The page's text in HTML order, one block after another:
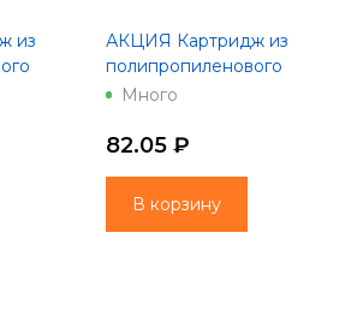
из
РР
АКЦИЯ Картридж из
полипропиленового
шнура 10" 5 мкм РР 1005
Много
82.05 ₽
В корзину